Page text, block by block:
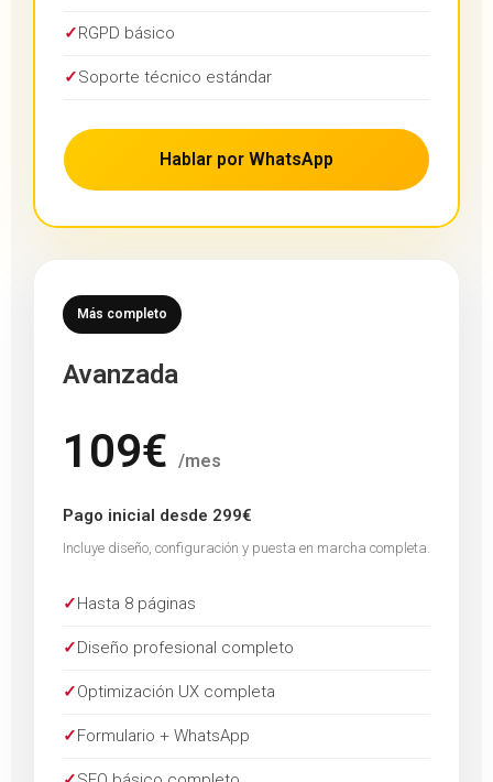
✓RGPD básico
✓Soporte técnico estándar
Hablar por WhatsApp
Más completo
Avanzada
109€ /mes
Pago inicial desde 299€
Incluye diseño, configuración y puesta en marcha completa.
✓Hasta 8 páginas
✓Diseño profesional completo
✓Optimización UX completa
✓Formulario + WhatsApp